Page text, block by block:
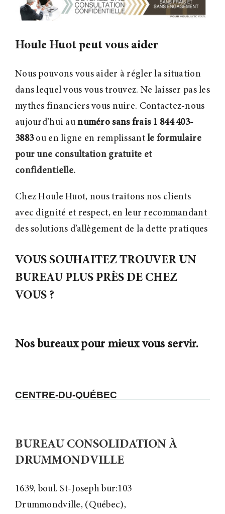
Houle Huot peut vous aider
Nous pouvons vous aider à régler la situation
dans lequel vous vous trouvez. Ne laisser pas les
mythes financiers vous nuire. Contactez-nous
aujourd’hui aunuméro sans frais 1 844 403-
3883ou en ligne en remplissantle formulaire
pour une consultation gratuite et
confidentielle.
Chez Houle Huot, nous traitons nos clients
avec dignité et respect, en leur recommandant
des solutions d’allègement de la dette pratiques
VOUS SOUHAITEZ TROUVER UN
BUREAU PLUS PRÈS DE CHEZ
VOUS ?
Nos bureaux pour mieux vous servir.
CENTRE-DU-QUÉBEC
BUREAU CONSOLIDATION À
DRUMMONDVILLE
1639, boul. St-Joseph bur:103
Drummondville, (Québec),